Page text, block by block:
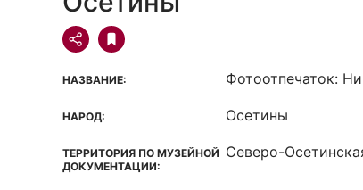
НАЗВАНИЕ: Фотоотпечаток:
НАРОД: Осетины
ТЕРРИТОРИЯ ПО МУЗЕЙНОЙ
ДОКУМЕНТАЦИИ:
Северо-